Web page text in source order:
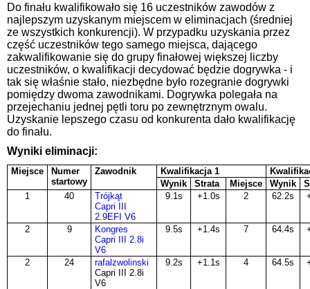
Do finału kwalifikowało się 16 uczestników zawodów z
najlepszym uzyskanym miejscem w eliminacjach (średniej
ze wszystkich konkurencji). W przypadku uzyskania przez
część uczestników tego samego miejsca, dającego
zakwalifikowanie się do grupy finałowej większej liczby
uczestników, o kwalifikacji decydować będzie dogrywka - i
tak się właśnie stało, niezbędne było rozegranie dogrywki
pomiędzy dwoma zawodnikami. Dogrywka polegała na
przejechaniu jednej pętli toru po zewnętrznym owalu.
Uzyskanie lepszego czasu od konkurenta dało kwalifikację
do finału.
Wyniki eliminacji:
Miejsce
Numer
startowy
Zawodnik Kwalifikacja 1
Wynik
Strata Miejsce Wynik
1
40
Trójkąt
Capri III
2.9EFI V6
9.1s +1.0s 2 62.2s
2 9
Kongres
Capri III 2.8i
V6
9.5s +1.4s 7 64.4s
2 24
rafalzwolinski
Capri III 2.8i
V6
9.2s +1.1s 4 64.5s